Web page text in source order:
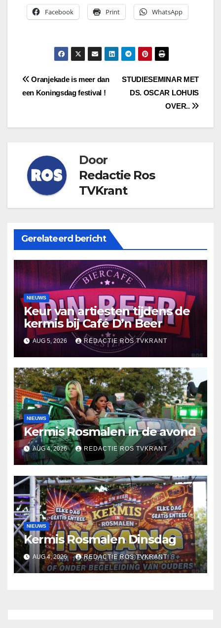
Facebook Print WhatsApp
Bericht
navigatie
STUDIESEMINAR MET
DS. OSCAR LOHUIS
OVER..
Oranjekade is meer dan
een Koningsdag festival !
Door
Redactie Ros
TVKrant
Gerelateerd bericht
NIEUWS
Keur van artiesten tijdens de
kermis bij Café D’n Beer
AUG 5, 2026 REDACTIE ROS TVKRANT
NIEUWS
Kermis Rosmalen in de avond
AUG 4, 2026 REDACTIE ROS TVKRANT
NIEUWS
Kermis Rosmalen Dinsdag
AUG 4, 2026 REDACTIE ROS TVKRANT